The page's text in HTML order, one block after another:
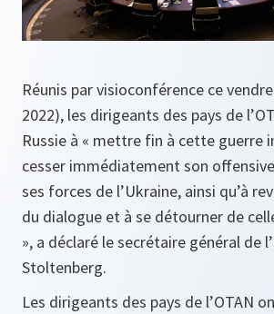
Réunis par visioconférence ce
2022), les dirigeants des pays de
Russie à « mettre fin à cette guerre
cesser immédiatement son
ses forces de l’Ukraine, ainsi qu’à
du dialogue et à se détourner de
», a déclaré le secrétaire général de
Stoltenberg.
Les dirigeants des pays de l’OTAN